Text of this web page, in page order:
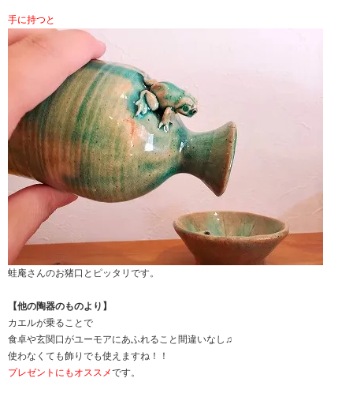
手に持つと
蛙庵さんのお猪口とピッタリです。
【他の陶器のものより】
カエルが乗ることで
食卓や玄関口がユーモアにあふれること間違いなし♫
使わなくても飾りでも使えますね！！
プレゼントにもオススメです。